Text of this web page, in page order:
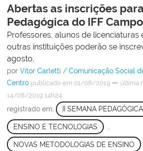
Abertas as inscrições
Pedagógica do IFF
Professores, alunos de licenciaturas
outras instituições poderão se
agosto.
por Vitor Carletti / Comunicação Social
Centro publicado em 01/08/2019 — última
14/08/2019 14h24
registrado em: II SEMANA PEDAGÓGICA
ENSINO E TECNOLOGIAS
NOVAS METODOLOGIAS DE ENSINO